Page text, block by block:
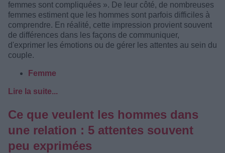
femmes sont compliquées ». De leur côté, de nombreuses
femmes estiment que les hommes sont parfois difficiles à
comprendre. En réalité, cette impression provient souvent
de différences dans les façons de communiquer,
d'exprimer les émotions ou de gérer les attentes au sein du
couple.
Femme
Lire la suite...
Ce que veulent les hommes dans
une relation : 5 attentes souvent
peu exprimées